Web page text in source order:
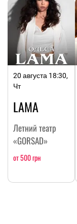
20 августа 18:30,
Чт
LAMA
Летний театр
«GORSAD»
от 500 грн